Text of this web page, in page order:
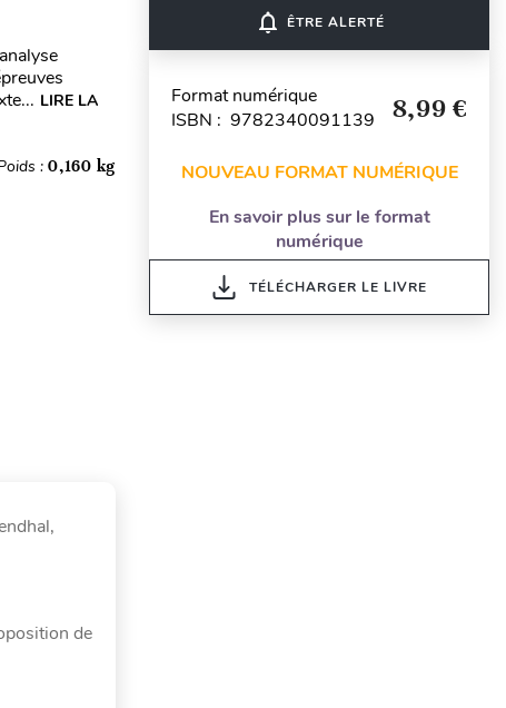
LIRE LA
:0,160 kg
de
notifications_none ÊTRE ALERTÉ
Format numérique
ISBN : 9782340091139
8,99 €
NOUVEAU FORMAT NUMÉRIQUE
En savoir plus sur le format
numérique
TÉLÉCHARGER LE LIVRE